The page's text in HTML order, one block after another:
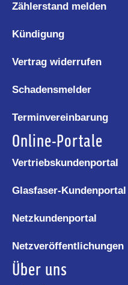
Zählerstand melden
Kündigung
Vertrag widerrufen
Schadensmelder
Terminvereinbarung
Online-Portale
Vertriebskundenportal
Glasfaser-Kundenportal
Netzkundenportal
Netzveröffentlichungen
Über uns